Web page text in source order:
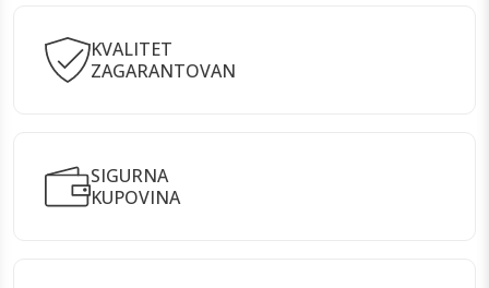
KVALITET
ZAGARANTOVAN
SIGURNA
KUPOVINA